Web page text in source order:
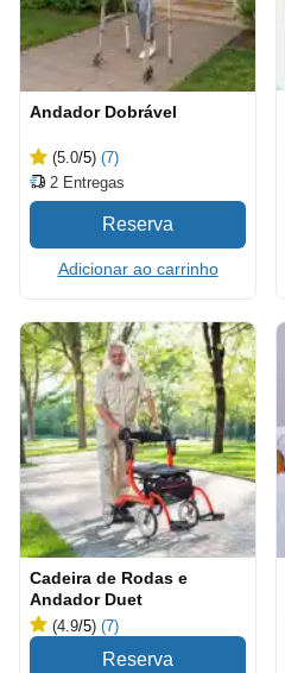
Andador Dobrável
(5.0/5) (7)
2 Entregas
Adicionar ao carrinho
Cadeira de Rodas e
Andador Duet
(4.9/5) (7)